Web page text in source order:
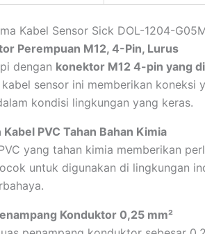
Kabel Sensor Sick DOL-1204-
Perempuan M12, 4-Pin, Lurus
dengan konektor M12 4-pin yang
sensor ini memberikan koneksi
kondisi lingkungan yang keras.
Kabel PVC Tahan Bahan Kimia
yang tahan kimia memberikan
untuk digunakan di lingkungan
Konduktor 0,25 mm²